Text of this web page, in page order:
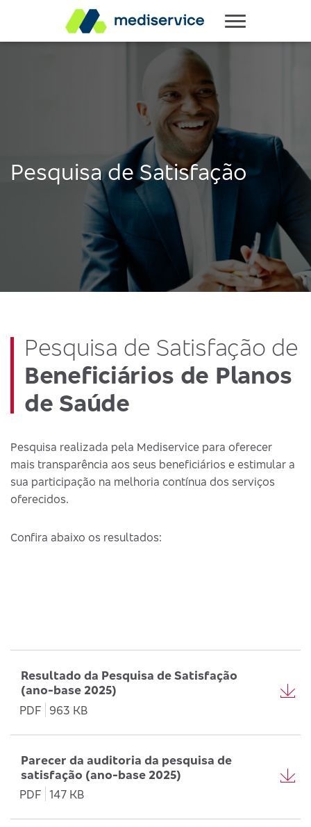
Pesquisa de Satisfação
Pesquisa de Satisfação de
Beneficiários de Planos
de Saúde
Pesquisa realizada pela Mediservice para oferecer
mais transparência aos seus beneficiários e estimular a
sua participação na melhoria contínua dos serviços
oferecidos.
Confira abaixo os resultados:
Resultado da Pesquisa de Satisfação
(ano-base 2025)
PDF
963 KB
Parecer da auditoria da pesquisa de
satisfação (ano-base 2025)
PDF 147 KB